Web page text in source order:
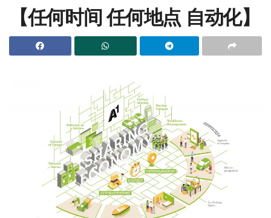
【任何时间 任何地点 自动化】